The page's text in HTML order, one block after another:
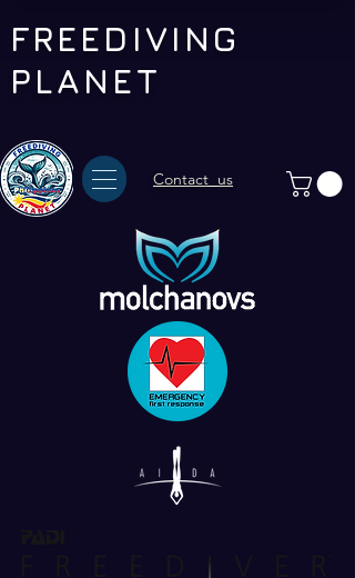
FREEDIVING
PLANET
Contact us